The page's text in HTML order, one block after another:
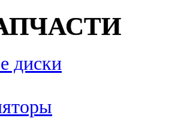
диски